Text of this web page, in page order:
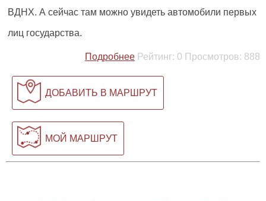
ВДНХ. А сейчас там можно увидеть автомобили первых
лиц государства.
Подробнее Рейтинг: 0 Просмотров: 888
ДОБАВИТЬ В МАРШРУТ
МОЙ МАРШРУТ